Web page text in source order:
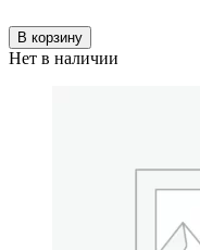
В корзину
Нет в наличии